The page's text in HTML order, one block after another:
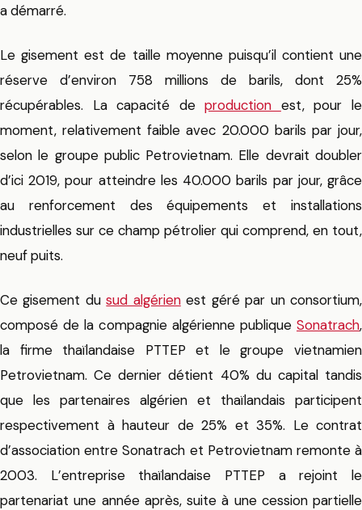
a démarré.
Le gisement est de taille moyenne puisqu’il contient une
réserve d’environ 758 millions de barils, dont 25%
récupérables. La capacité deproduction est, pour le
moment, relativement faible avec 20.000 barils par jour,
selon le groupe public Petrovietnam. Elle devrait doubler
d’ici 2019, pour atteindre les 40.000 barils par jour, grâce
au renforcement des équipements et installations
industrielles sur ce champ pétrolier qui comprend, en tout,
neuf puits.
Ce gisement dusud algérienest géré par un consortium,
composé de la compagnie algérienne publique Sonatrach,
la firme thaïlandaise PTTEP et le groupe vietnamien
Petrovietnam. Ce dernier détient 40% du capital tandis
que les partenaires algérien et thaïlandais participent
respectivement à hauteur de 25% et 35%. Le contrat
d’association entre Sonatrach et Petrovietnam remonte à
2003. L’entreprise thaïlandaise PTTEP a rejoint le
partenariat une année après, suite à une cession partielle